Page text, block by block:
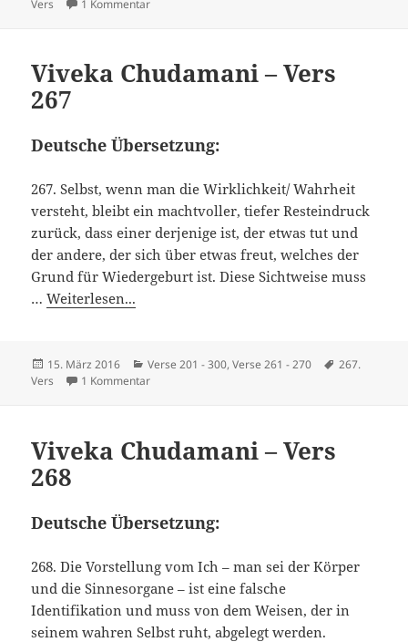
Vers
1 Kommentar
Viveka Chudamani – Vers
267
Deutsche Übersetzung:
267. Selbst, wenn man die Wirklichkeit/ Wahrheit
versteht, bleibt ein machtvoller, tiefer Resteindruck
zurück, dass einer derjenige ist, der etwas tut und
der andere, der sich über etwas freut, welches der
Grund für Wiedergeburt ist. Diese Sichtweise muss
…Weiterlesen...
Veröffentlicht
am
15. März 2016 Kategorien
Verse 201 - 300,Verse 261 - 270 Schlagwörter
267.
Vers
1 Kommentarzu Viveka Chudamani – Vers 267
Viveka Chudamani – Vers
268
Deutsche Übersetzung:
268. Die Vorstellung vom Ich – man sei der Körper
und die Sinnesorgane – ist eine falsche
Identifikation und muss von dem Weisen, der in
seinem wahren Selbst ruht, abgelegt werden.